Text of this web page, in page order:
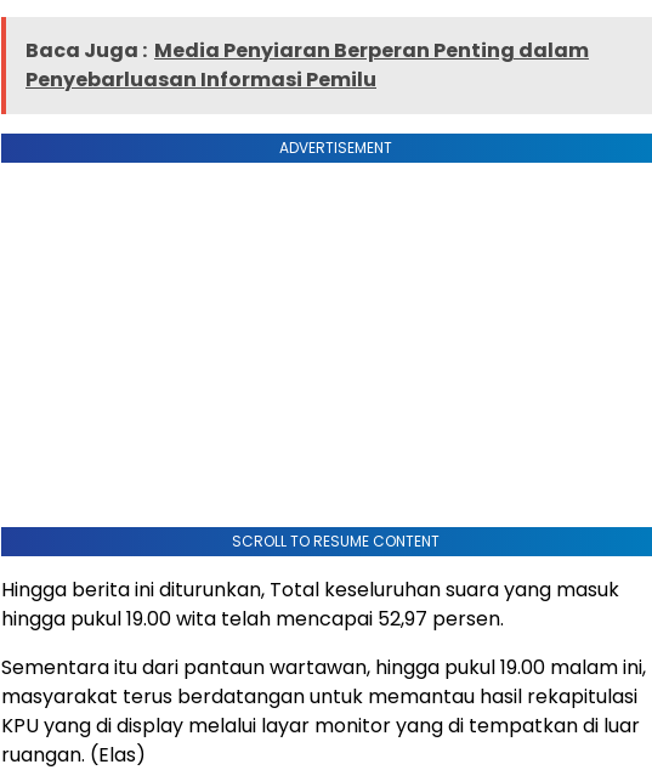
Baca Juga : Media Penyiaran Berperan Penting dalam
Penyebarluasan Informasi Pemilu
ADVERTISEMENT
SCROLL TO RESUME CONTENT
Hingga berita ini diturunkan, Total keseluruhan suara yang masuk
hingga pukul 19.00 wita telah mencapai 52,97 persen.
Sementara itu dari pantaun wartawan, hingga pukul 19.00 malam ini,
masyarakat terus berdatangan untuk memantau hasil rekapitulasi
KPU yang di display melalui layar monitor yang di tempatkan di luar
ruangan. (Elas)